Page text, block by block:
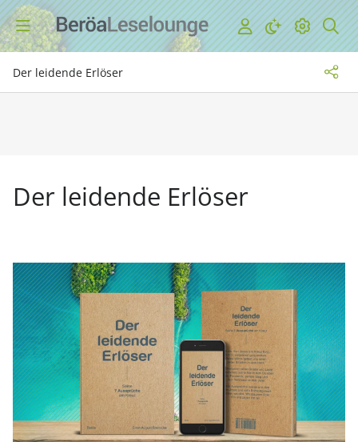
Der leidende Erlöser
Der leidende Erlöser